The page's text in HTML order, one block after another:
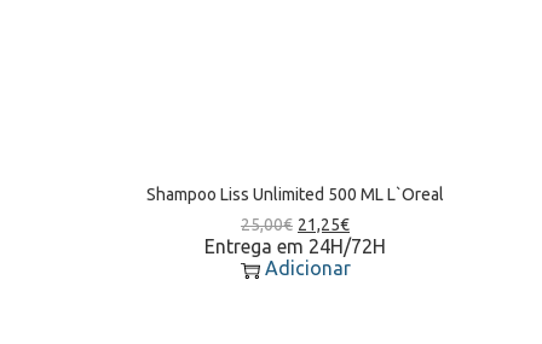
Shampoo Liss Unlimited 500 ML L`Oreal
25,00€ 21,25€
Entrega em 24H/72H
Adicionar